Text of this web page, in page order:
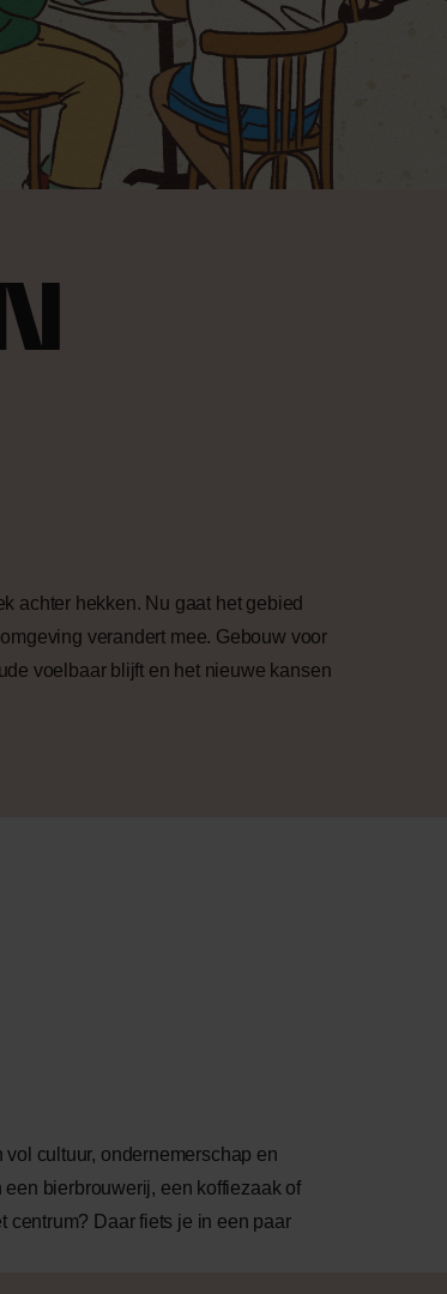
achter hekken. Nu gaat het gebied
verandert mee. Gebouw voor
voelbaar blijft en het nieuwe kansen
cultuur, ondernemerschap en
bierbrouwerij, een koffiezaak of
centrum? Daar fiets je in een paar